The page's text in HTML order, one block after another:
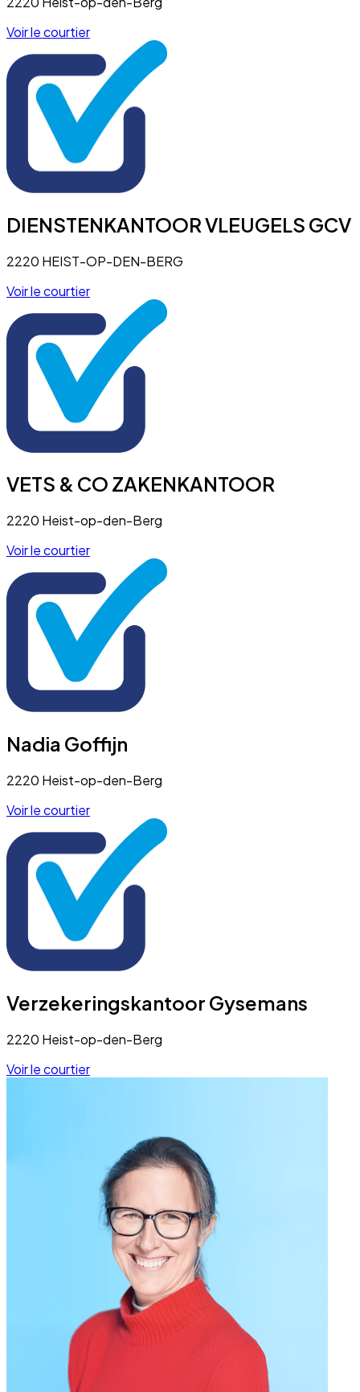
Voir le courtier
DIENSTENKANTOOR VLEUGELS GCV
2220 HEIST-OP-DEN-BERG
Voir le courtier
VETS & CO ZAKENKANTOOR
2220 Heist-op-den-Berg
Voir le courtier
Nadia Goffijn
2220 Heist-op-den-Berg
Voir le courtier
Verzekeringskantoor Gysemans
2220 Heist-op-den-Berg
Voir le courtier